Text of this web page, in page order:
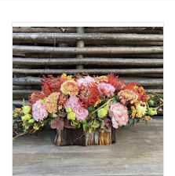
Grafdecoratie
Naar website SCHELDE.LAND